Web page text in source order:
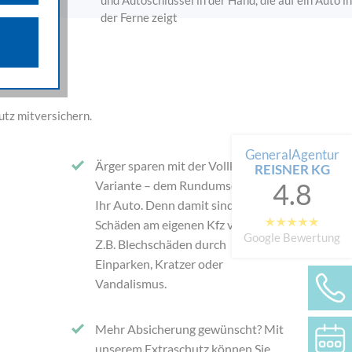
GeneralAgentur
REISNER KG
4.8
Google Bewertung
mitversichern.
Ärger sparen mit der Vollkasko-
Variante – dem Rundumschutz für
Ihr Auto. Denn damit sind auch
Schäden am eigenen Kfz versichert.
Z.B. Blechschäden durch
Einparken, Kratzer oder
Vandalismus.
Mehr Absicherung gewünscht? Mit
unserem Extraschutz können Sie
von
als auch